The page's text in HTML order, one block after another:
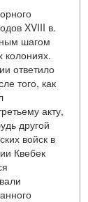
XVIII в.
шагом
колониях.
ответило
того, как
акту,
другой
войск в
Квебек